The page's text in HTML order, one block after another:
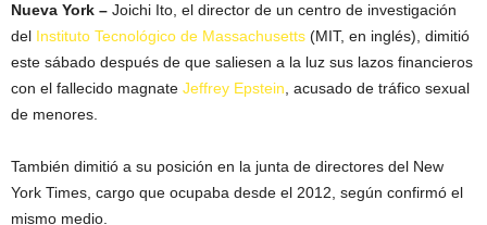
Nueva York – Joichi Ito, el director de un centro de investigación
del Instituto Tecnológico de Massachusetts (MIT, en inglés), dimitió
este sábado después de que saliesen a la luz sus lazos financieros
con el fallecido magnate Jeffrey Epstein , acusado de tráfico sexual
de menores.
También dimitió a su posición en la junta de directores del New
York Times, cargo que ocupaba desde el 2012, según confirmó el
mismo medio.